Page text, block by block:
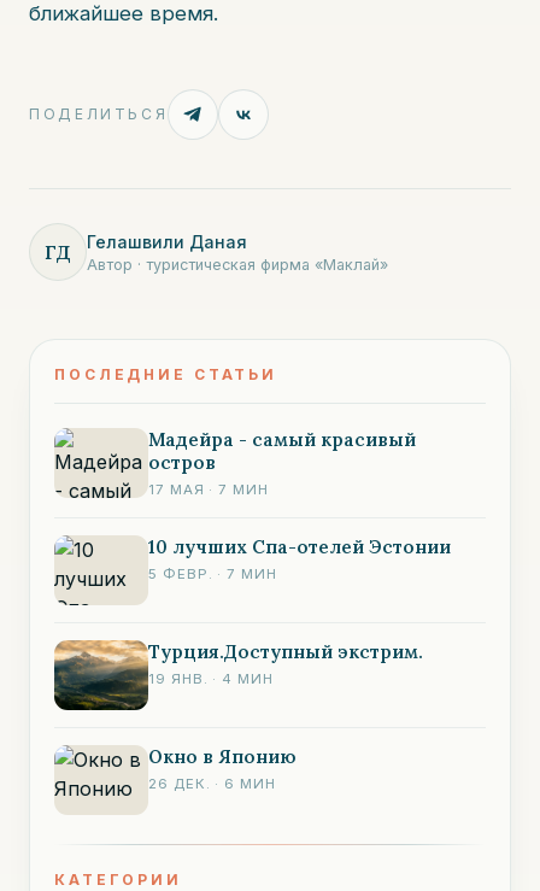
ближайшее время.
ПОДЕЛИТЬСЯ
ГД Гелашвили Даная
Автор · туристическая фирма «Маклай»
ПОСЛЕДНИЕ СТАТЬИ
Мадейра - самый красивый
остров
17 МАЯ ·7 МИН
10 лучших Спа-отелей Эстонии
5 ФЕВР. ·7 МИН
Турция.Доступный экстрим.
19 ЯНВ. · 4 МИН
Окно в Японию
26 ДЕК. · 6 МИН
КАТЕГОРИИ